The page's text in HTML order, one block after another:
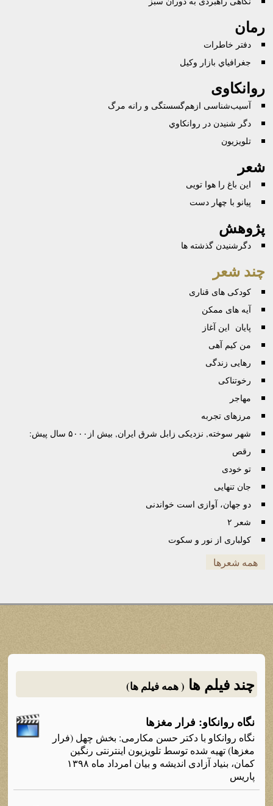
رمان
دفتر خاطرات
جغرافياي بازار وکيل
روانکاوی
آسیب‌شناسی ازهم‌گسستگی و رانه مرگ
دگر شنيدن در روانكاوي
تلویزیون
شعر
این باغ را هوا تویی
پيانو با چهار دست
پژوهش
دگرشنیدن گذشته ها
چند شعر
کودکی‌ ها‌ی قناری
آیه های ممکن
پایان این آغاز
من کیم آهی
رهایی زندگی
رخوتناکی
مهاجر
مرزهای تجربه
شهر سوخته, نزدیکی زابل شرق ایران, بیش از۵۰۰۰ سال پیش:
رقص
تو خودی
جان تنهایی
دو جهان، آوازی است خواندنی
شعر ۲
کولباری از نور و سکوت
همه شعرها
چند فیلم ها ( همه فیلم ها)
نگاه روانکاو: فرار مغزها
نگاه روانکاو با دکتر حسن مکارمی: بخش چهل (فرار
مغزها) تهیه شده توسط تلویزیون اینترنتی رنگین
کمان، بنیاد آزادی اندیشه و بیان امرداد ماه ۱۳۹۸
پاریس